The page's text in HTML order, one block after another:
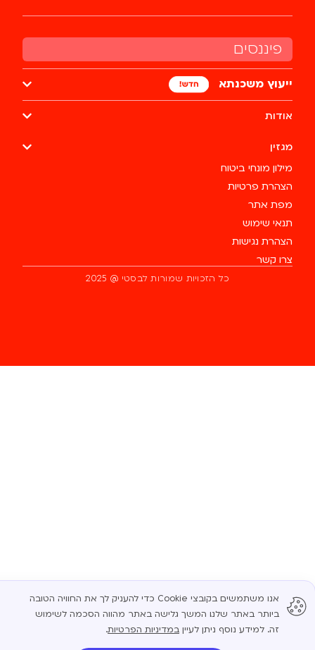
אנו משתמשים בקובצי Cookie כדי להעניק לך את החוויה הטובה
ביותר באתר שלנו. המשך גלישה באתר מהווה הסכמה לשימוש
זה. למידע נוסף ניתן לעייןבמדיניות הפרטיות.
פיננסים
ייעוץ משכנתא
אודות
מגזין
מילון מונחי ביטוח
הצהרת פרטיות
מפת אתר
תנאי שימוש
הצהרת נגישות
צרו קשר
כל הזכויות שמורות לבסטי @ 2025
למעלה